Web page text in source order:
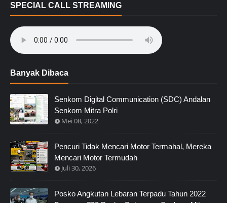
SPECIAL CALL STREAMING
Banyak Dibaca
Senkom Digital Communication (SDC) Andalan
Senkom Mitra Polri
Mei 08, 2022
Pencuri Tidak Mencari Motor Termahal, Mereka
Mencari Motor Termudah
Juli 30, 2026
Posko Angkutan Lebaran Terpadu Tahun 2022